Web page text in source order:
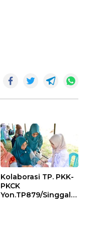
Kolaborasi TP. PKK-
PKCK
Yon.TP879/Singgala